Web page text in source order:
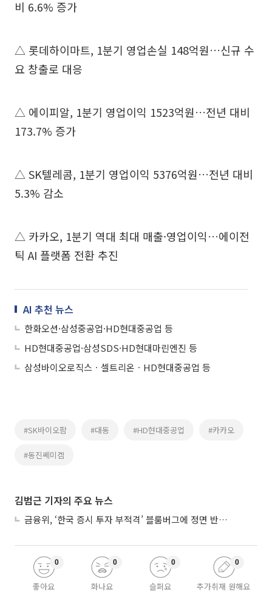
비 6.6% 증가
△ 롯데하이마트, 1분기 영업손실 148억원…신규 수
요 창출로 대응
△ 에이피알, 1분기 영업이익 1523억원…전년 대비
173.7% 증가
△ SK텔레콤, 1분기 영업이익 5376억원…전년 대비
5.3% 감소
△ 카카오, 1분기 역대 최대 매출·영업이익…에이전
틱 AI 플랫폼 전환 추진
AI 추천 뉴스
한화오션·삼성중공업·HD현대중공업 등
HD현대중공업·삼성SDS·HD현대마린엔진 등
삼성바이오로직스ㆍ셀트리온ㆍHD현대중공업 등
#SK바이오팜 #대동 #HD현대중공업 #카카오
#동진쎄미켐
김범근 기자의 주요 뉴스
금융위, ‘한국 증시 투자 부적격’ 블룸버그에 정면 반박…“근거 불분명”
좋아요
0
화나요
0
슬퍼요
0
추가취재 원해요
0